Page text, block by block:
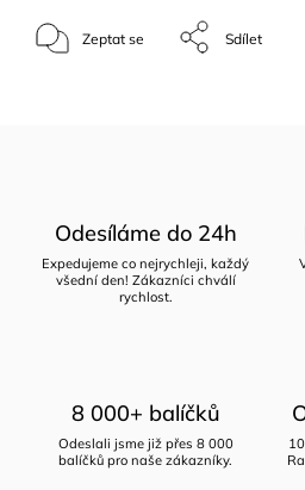
Zeptat se Sdílet
Odesíláme do 24h
Expedujeme co nejrychleji, každý
všední den! Zákazníci chválí
rychlost.
8 000+ balíčků
Odeslali jsme již přes 8 000
balíčků pro naše zákazníky.